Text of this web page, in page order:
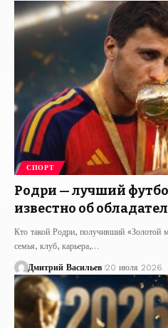
СПОРТ
Родри — лучший
известно об
Кто такой Родри, получивший
семья, клуб, карьера,…
Дмитрий Васильев 20 июля 2026